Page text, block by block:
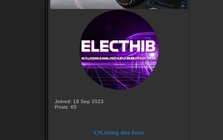
Joined: 18 Sep 2023
Posts: 65
👉Listing des évos